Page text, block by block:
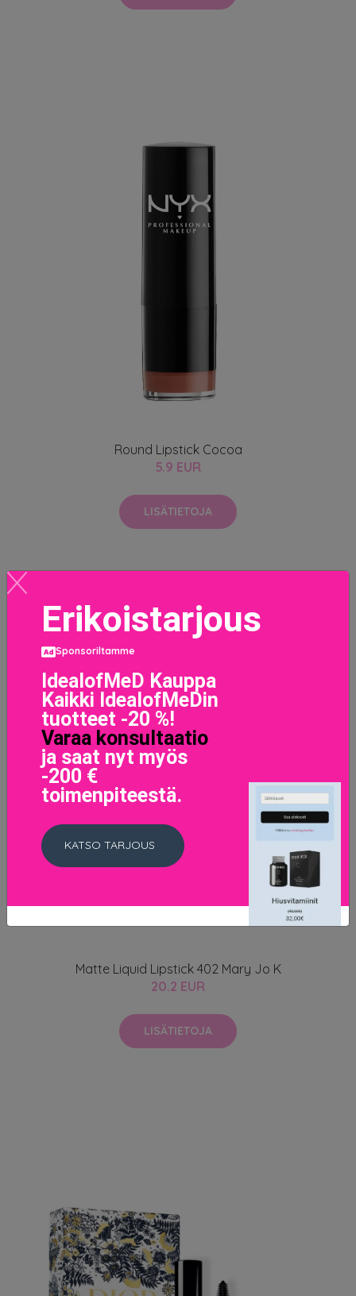
Round Lipstick Cocoa
5.9 EUR
LISÄTIETOJA
Matte Liquid Lipstick 402 Mary Jo K
20.2 EUR
LISÄTIETOJA
Erikoistarjous
Sponsoriltamme
IdealofMeD Kauppa
Kaikki IdealofMeDin
tuotteet -20 %!
Varaa konsultaatio
ja saat nyt myös
-200 €
toimenpiteestä.
KATSO TARJOUS